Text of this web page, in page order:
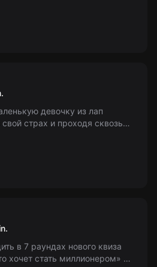
девочку из лап
страх и проходя сквозь
в 7 раундах нового квиза
хочет стать миллионером» до